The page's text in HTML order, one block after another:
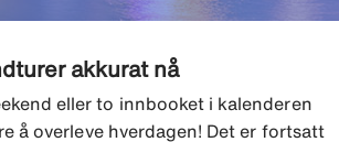
akkurat nå
eller to innbooket i kalenderen
å overleve hverdagen! Det er fortsatt